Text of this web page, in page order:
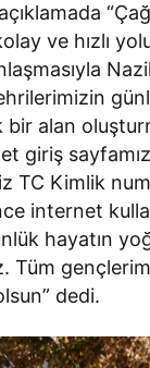
ve hızlı
bir alan
giriş
TC Kimlik
internet
hayatın
Tüm
dedi.